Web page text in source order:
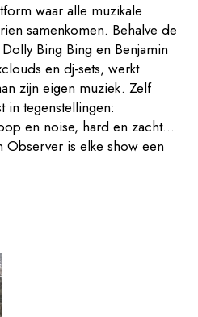
waar alle muzikale
samenkomen. Behalve de
Bing Bing en Benjamin
en dj-sets, werkt
zijn eigen muziek. Zelf
in tegenstellingen:
en noise, hard en zacht...
Observer is elke show een